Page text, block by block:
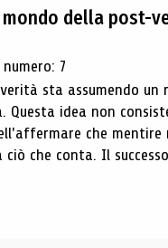
della post-
7
sta assumendo un
Questa idea non
che
che conta. Il